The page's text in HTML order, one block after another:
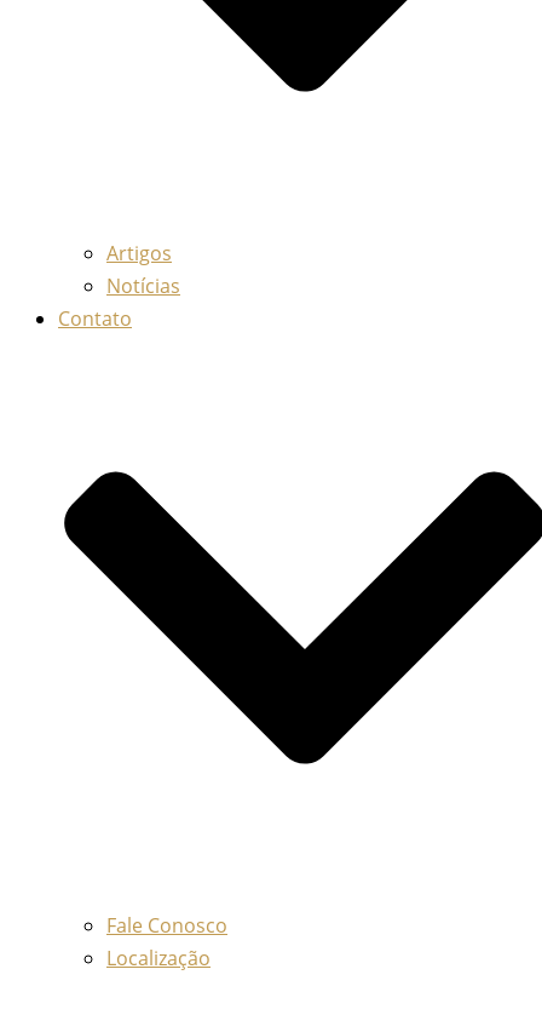
Artigos
Notícias
Contato
Fale Conosco
Localização